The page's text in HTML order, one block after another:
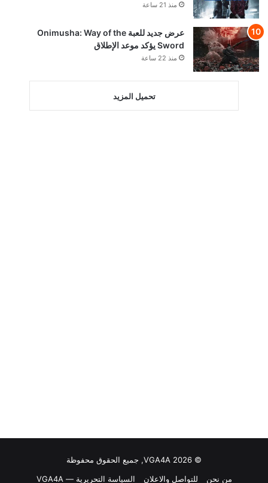
منذ 21 ساعة
عرض جديد للعبة Onimusha: Way of the
Sword يؤكد موعد الإطلاق
منذ 22 ساعة
تحميل المزيد
© VGA4A 2026, جميع الحقوق محفوظة
من نحن
للتواصل والاعلان السياسة التحريرية — VGA4A